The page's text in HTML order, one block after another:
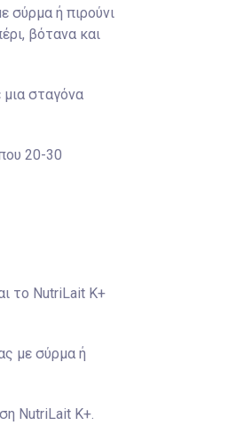
σύρμα ή πιρούνι
βότανα και
μια σταγόνα
20-30
το NutriLait Κ+
με σύρμα ή
NutriLait Κ+.